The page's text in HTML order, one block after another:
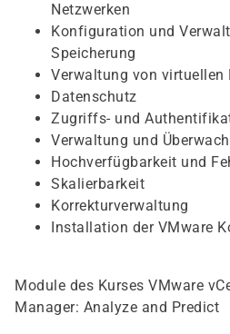
Netzwerken
Konfiguration und
Speicherung
Verwaltung von virtuellen
Datenschutz
Zugriffs- und
Verwaltung und
Hochverfügbarkeit und
Skalierbarkeit
Korrekturverwaltung
Installation der VMware
Module des Kurses VMware
Manager: Analyze and Predict